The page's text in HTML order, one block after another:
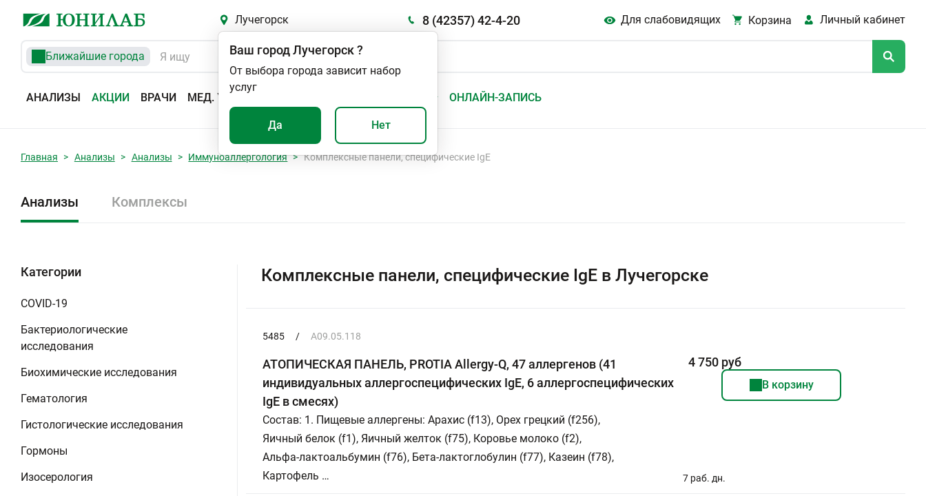
Лучегорск 8 (42357) 42-4-20 Для слабовидящих Корзина Личный кабинет
Ближайшие города
АНАЛИЗЫ АКЦИИ ВРАЧИ МЕД. УСЛУГИ ОНЛАЙН-ЗАПИСЬ
Ваш городЛучегорск?
От выбора города зависит набор
услуг
Да Нет
Главная Анализы Анализы Иммуноаллергология Комплексные панели, специфические IgE
Анализы Комплексы
Категории
COVID-19
Бактериологические
исследования
Биохимические исследования
Гематология
Гистологические исследования
Гормоны
Изосерология
Комплексные панели, специфические IgE в Лучегорске
5485 / A09.05.118
АТОПИЧЕСКАЯ ПАНЕЛЬ, PROTIA Allergy-Q, 47 аллергенов (41
индивидуальных аллергоспецифических IgE, 6 аллергоспецифических
IgE в смесях)
Состав: 1. Пищевые аллергены: Арахис (f13), Орех грецкий (f256),
Яичный белок (f1), Яичный желток (f75), Коровье молоко (f2),
Альфа-лактоальбумин (f76), Бета-лактоглобулин (f77), Казеин (f78),
Картофель …
4 750 руб
В корзину
7 раб. дн.